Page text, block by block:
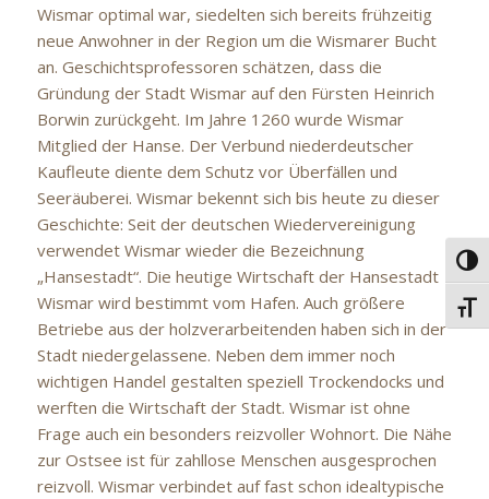
Wismar optimal war, siedelten sich bereits frühzeitig
neue Anwohner in der Region um die Wismarer Bucht
an. Geschichtsprofessoren schätzen, dass die
Gründung der Stadt Wismar auf den Fürsten Heinrich
Borwin zurückgeht. Im Jahre 1260 wurde Wismar
Mitglied der Hanse. Der Verbund niederdeutscher
Kaufleute diente dem Schutz vor Überfällen und
Seeräuberei. Wismar bekennt sich bis heute zu dieser
Geschichte: Seit der deutschen Wiedervereinigung
verwendet Wismar wieder die Bezeichnung
„Hansestadt“. Die heutige Wirtschaft der Hansestadt
Wismar wird bestimmt vom Hafen. Auch größere
Betriebe aus der holzverarbeitenden haben sich in der
Stadt niedergelassene. Neben dem immer noch
wichtigen Handel gestalten speziell Trockendocks und
werften die Wirtschaft der Stadt. Wismar ist ohne
Frage auch ein besonders reizvoller Wohnort. Die Nähe
zur Ostsee ist für zahllose Menschen ausgesprochen
reizvoll. Wismar verbindet auf fast schon idealtypische